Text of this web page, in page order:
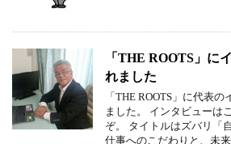
「THE ROOTS」に
れました
「THE ROOTS」に代表
ました。 インタビューは
ぞ。 タイトルはズバリ「
仕事へのこだわりと、未